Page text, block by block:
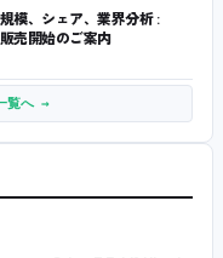
模、シェア、業界分析 :
売開始のご案内
覧へ →